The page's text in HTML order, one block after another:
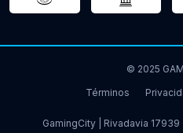
© 2025
Términos
GamingCity | Rivadavia